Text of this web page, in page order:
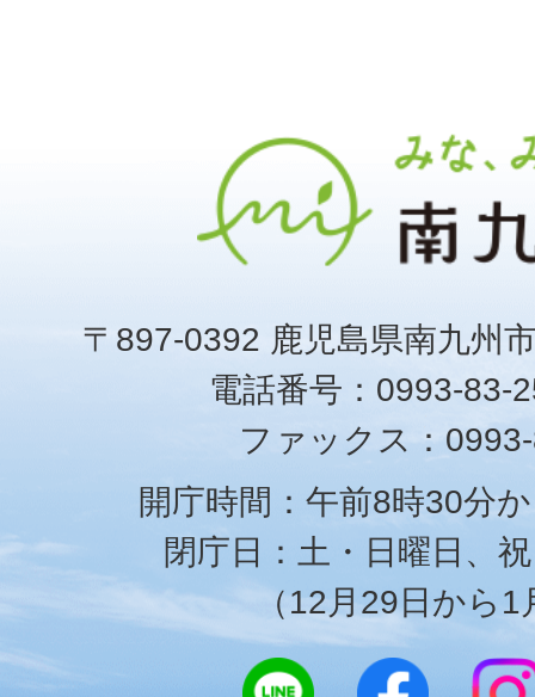
〒897-0392 鹿児島県南九州
電話番号：0993-83-
ファックス：
開庁時間：午前8時30分
閉庁日：土・日曜日、
（12月29日から1